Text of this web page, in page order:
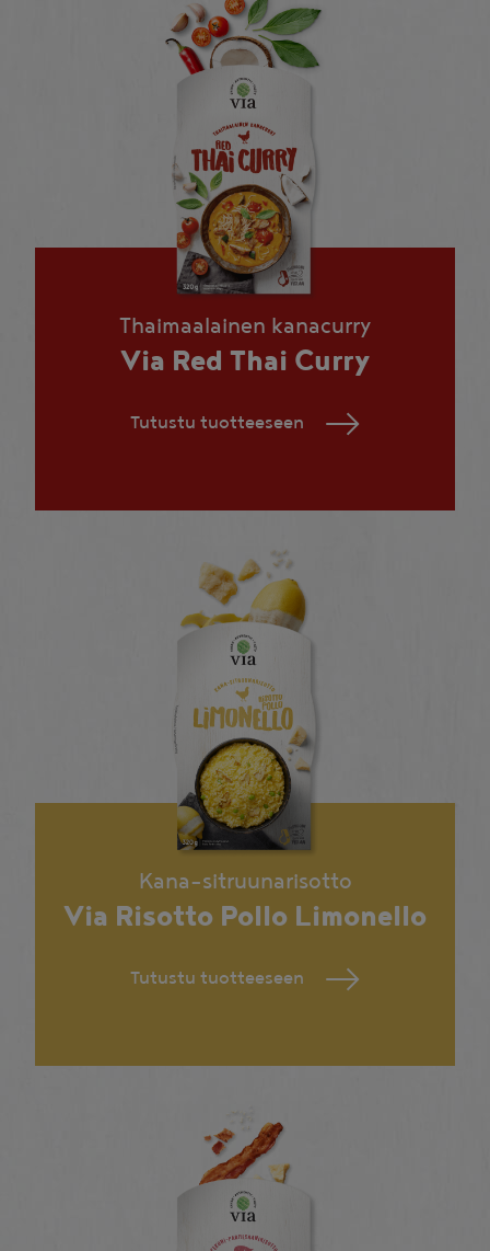
Thaimaalainen kanacurry
Via Red Thai Curry
Tutustu tuotteeseen
Kana-sitruunarisotto
Via Risotto Pollo Limonello
Tutustu tuotteeseen